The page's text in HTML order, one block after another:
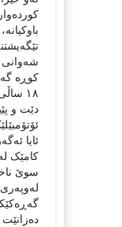
شەوانی
کوڕە
١٨
دێت و
ئایا
کامێک
سوێ
لەوپەری